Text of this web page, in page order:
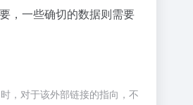
，一些确切的数据则需要
，对于该外部链接的指向，不